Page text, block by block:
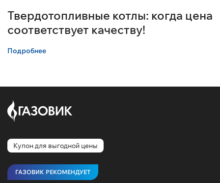
Твердотопливные котлы: когда цена
соответствует качеству!
У нас вы можете заказать недорогие
помещения от 20 до 320 кв.м. и работают на
представлено оборудование из надежной
долговечной стали.
Даже решив купить недорогой твердотопливный
котел для отопления, вы непременно оцените его
Автономность. Полная независимость от газа и
Подробнее
Купон для выгодной цены
ГАЗОВИК РЕКОМЕНДУЕТ